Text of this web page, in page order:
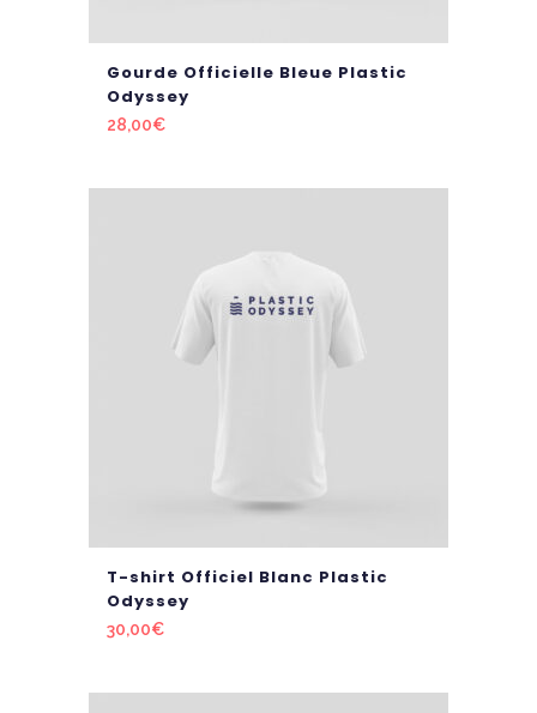
Gourde Officielle Bleue Plastic
Odyssey
28,00€
T-shirt Officiel Blanc Plastic
Odyssey
30,00€